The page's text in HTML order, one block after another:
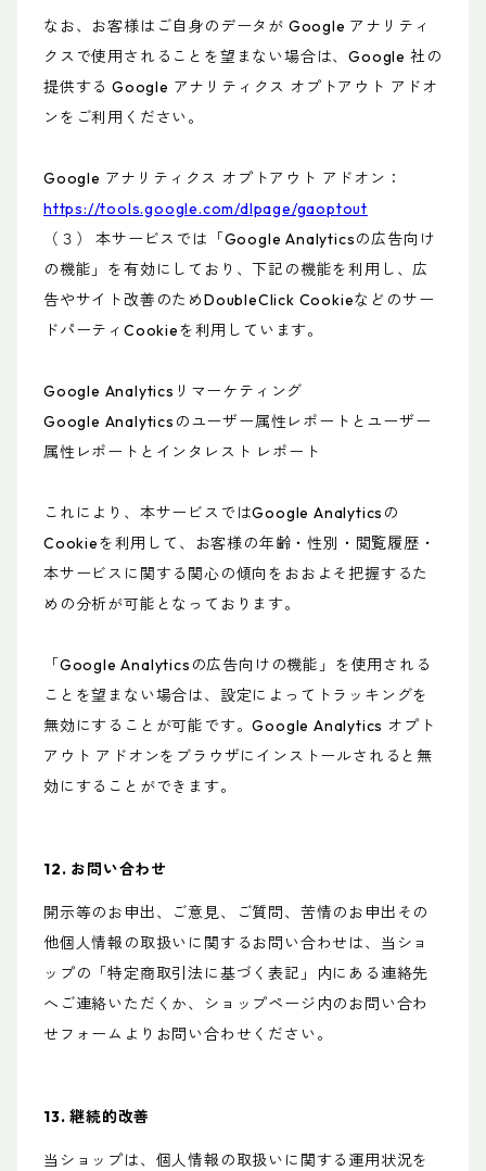
なお、お客様はご自身のデータが Google アナリティ
クスで使用されることを望まない場合は、Google 社の
提供する Google アナリティクス オプトアウト アドオ
ンをご利用ください。
Google アナリティクス オプトアウト アドオン：
https://tools.google.com/dlpage/gaoptout
（３） 本サービスでは「Google Analyticsの広告向け
の機能」を有効にしており、下記の機能を利用し、広
告やサイト改善のためDoubleClick Cookieなどのサー
ドパーティCookieを利用しています。
Google Analyticsリマーケティング
Google Analyticsのユーザー属性レポートとユーザー
属性レポートとインタレスト レポート
これにより、本サービスではGoogle Analyticsの
Cookieを利用して、お客様の年齢・性別・閲覧履歴・
本サービスに関する関心の傾向をおおよそ把握するた
めの分析が可能となっております。
「Google Analyticsの広告向けの機能」を使用される
ことを望まない場合は、設定によってトラッキングを
無効にすることが可能です。Google Analytics オプト
アウト アドオンをブラウザにインストールされると無
効にすることができます。
12. お問い合わせ
開示等のお申出、ご意見、ご質問、苦情のお申出その
他個人情報の取扱いに関するお問い合わせは、当ショ
ップの「特定商取引法に基づく表記」内にある連絡先
へご連絡いただくか、ショップページ内のお問い合わ
せフォームよりお問い合わせください。
13. 継続的改善
当ショップは、個人情報の取扱いに関する運用状況を